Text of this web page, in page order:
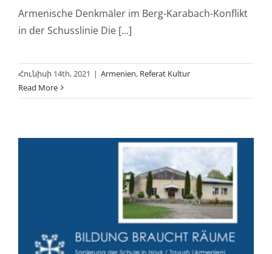
Armenische Denkmäler im Berg-Karabach-Konflikt
in der Schusslinie Die [...]
Հունիսի 14th, 2021 | Armenien, Referat Kultur
Read More